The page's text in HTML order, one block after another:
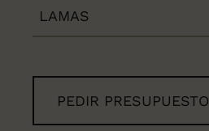
LAMAS
PEDIR PRESUPUESTO